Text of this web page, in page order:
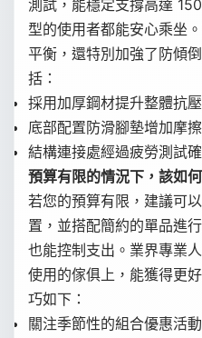
測試，能穩定支撐高達
型的使用者都能安心乘坐
平衡，還特別加強了防傾
括：
採用加厚鋼材提升整體抗
底部配置防滑腳墊增加摩
結構連接處經過疲勞測試
預算有限的情況下，該如
若您的預算有限，建議可
置，並搭配簡約的單品進
也能控制支出。業界專業
使用的傢俱上，能獲得更
巧如下：
關注季節性的組合優惠活動